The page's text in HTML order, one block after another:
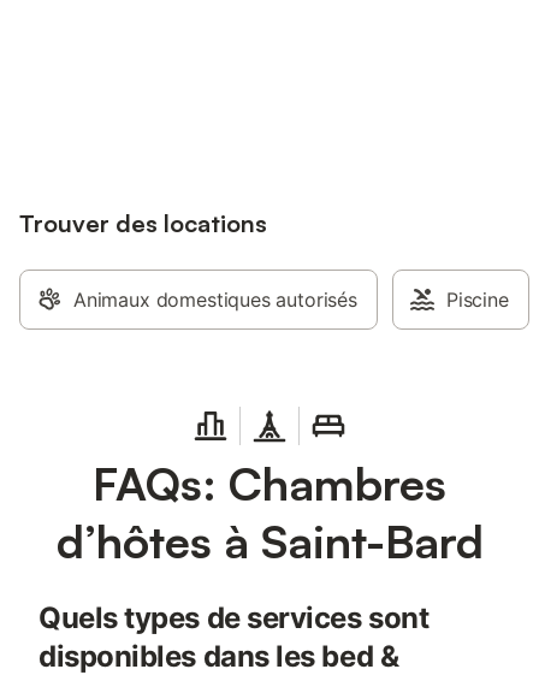
Trouver des locations
Animaux domestiques autorisés Piscine
FAQs: Chambres
d’hôtes à Saint-Bard
Quels types de services sont
disponibles dans les bed &